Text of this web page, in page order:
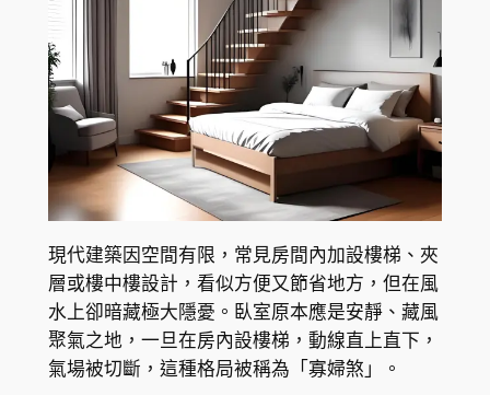
現代建築因空間有限，常見房間內加設樓梯、夾
層或樓中樓設計，看似方便又節省地方，但在風
水上卻暗藏極大隱憂。臥室原本應是安靜、藏風
聚氣之地，一旦在房內設樓梯，動線直上直下，
氣場被切斷，這種格局被稱為「寡婦煞」。